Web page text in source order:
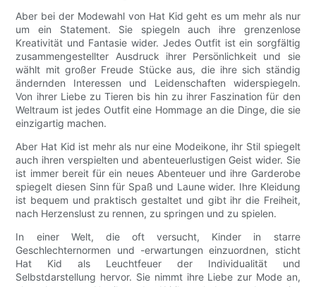
Aber bei der Modewahl von Hat Kid geht es um mehr als nur
um ein Statement. Sie spiegeln auch ihre grenzenlose
Kreativität und Fantasie wider. Jedes Outfit ist ein sorgfältig
zusammengestellter Ausdruck ihrer Persönlichkeit und sie
wählt mit großer Freude Stücke aus, die ihre sich ständig
ändernden Interessen und Leidenschaften widerspiegeln.
Von ihrer Liebe zu Tieren bis hin zu ihrer Faszination für den
Weltraum ist jedes Outfit eine Hommage an die Dinge, die sie
einzigartig machen.
Aber Hat Kid ist mehr als nur eine Modeikone, ihr Stil spiegelt
auch ihren verspielten und abenteuerlustigen Geist wider. Sie
ist immer bereit für ein neues Abenteuer und ihre Garderobe
spiegelt diesen Sinn für Spaß und Laune wider. Ihre Kleidung
ist bequem und praktisch gestaltet und gibt ihr die Freiheit,
nach Herzenslust zu rennen, zu springen und zu spielen.
In einer Welt, die oft versucht, Kinder in starre
Geschlechternormen und -erwartungen einzuordnen, sticht
Hat Kid als Leuchtfeuer der Individualität und
Selbstdarstellung hervor. Sie nimmt ihre Liebe zur Mode an,